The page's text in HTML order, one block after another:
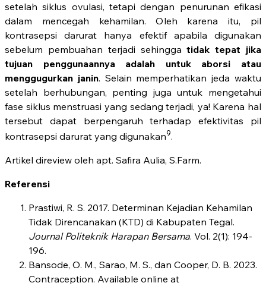
setelah siklus ovulasi, tetapi dengan penurunan efikasi
dalam mencegah kehamilan. Oleh karena itu, pil
kontrasepsi darurat hanya efektif apabila digunakan
sebelum pembuahan terjadi sehinggatidak tepat jika
tujuan penggunaannya adalah untuk aborsi atau
menggugurkan janin. Selain memperhatikan jeda waktu
setelah berhubungan, penting juga untuk mengetahui
fase siklus menstruasi yang sedang terjadi, ya! Karena hal
tersebut dapat berpengaruh terhadap efektivitas pil
kontrasepsi darurat yang digunakan9.
Artikel direview oleh apt. Safira Aulia, S.Farm.
Referensi
Prastiwi, R. S. 2017. Determinan Kejadian Kehamilan
Tidak Direncanakan (KTD) di Kabupaten Tegal.
Journal Politeknik Harapan Bersama. Vol. 2(1): 194-
196.
Bansode, O. M., Sarao, M. S., dan Cooper, D. B. 2023.
Contraception. Available online at